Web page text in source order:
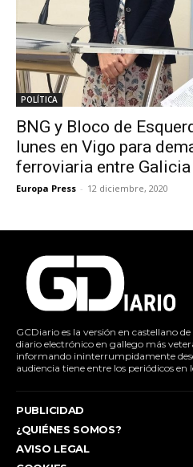
POLÍTICA
BNG y Bloco de
lunes en Vigo para
ferroviaria entre
Europa Press - 12 diciembre, 2020
GCDiario es la versión en castellano
diario electrónico en gallego más
informando ininterrumpidamente
audiencia tiene entre los periódicos en
PUBLICIDAD
¿QUIÉNES SOMOS?
AVISO LEGAL